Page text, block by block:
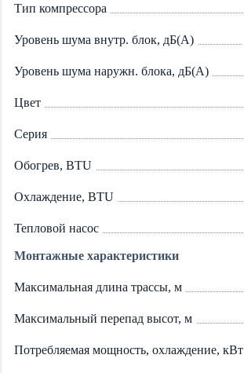
Тип компрессора
Уровень шума внутр. блок, дБ(А)
Уровень шума наружн. блока, дБ(А)
Цвет
Серия
Обогрев, BTU
Охлаждение, BTU
Тепловой насос
Монтажные характеристики
Максимальная длина трассы, м
Максимальный перепад высот, м
Потребляемая мощность, охлаждение, кВт